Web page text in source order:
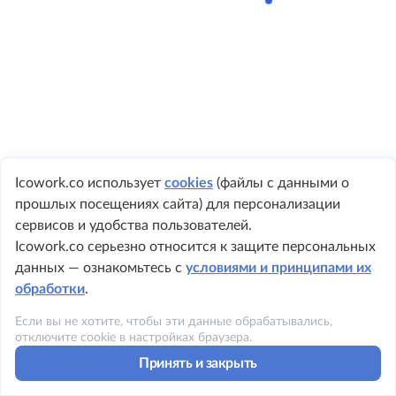
Icowork.co использует cookies (файлы с данными о
прошлых посещениях сайта) для персонализации
сервисов и удобства пользователей.
Icowork.co серьезно относится к защите персональных
данных — ознакомьтесь с условиями и принципами их
обработки.
Если вы не хотите, чтобы эти данные обрабатывались,
отключите cookie в настройках браузера.
Принять и закрыть
+ 7 495 149-8999
Политика конфиденциальности
Условия использования